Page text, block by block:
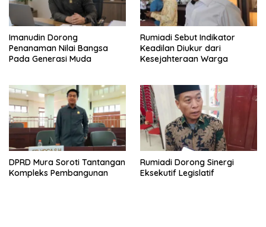
Imanudin Dorong
Penanaman Nilai Bangsa
Pada Generasi Muda
Rumiadi Sebut Indikator
Keadilan Diukur dari
Kesejahteraan Warga
DPRD Mura Soroti Tantangan
Kompleks Pembangunan
Rumiadi Dorong Sinergi
Eksekutif Legislatif